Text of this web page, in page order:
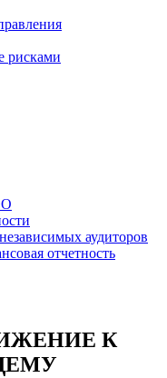
рисками
аудиторов
отчетность
К